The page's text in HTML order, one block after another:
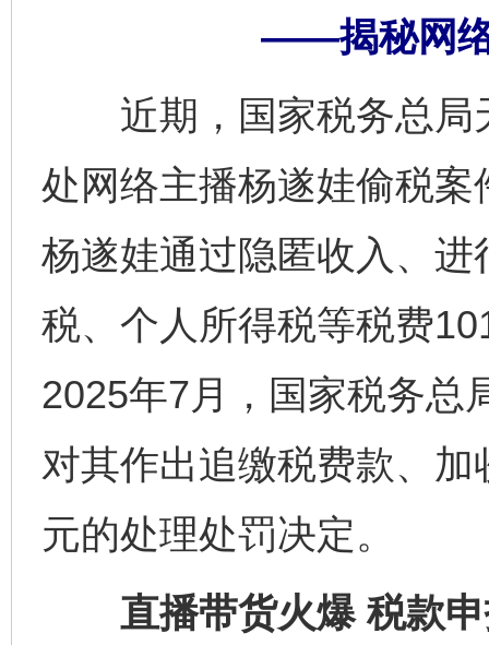
——揭秘网络
近期，国家税务总局
处网络主播杨遂娃偷税
杨遂娃通过隐匿收入、
税、个人所得税等税费
2025年7月，国家税务总
对其作出追缴税费款、
元的处理处罚决定。
直播带货火爆 税款申